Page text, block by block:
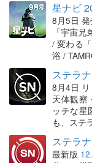
星ナビ
8月5日 発
「宇宙
/ 変わる
浴 /
ステラ
8月4日 リ
天体観察
ッチな星
も、ステ
ステラ
最新版